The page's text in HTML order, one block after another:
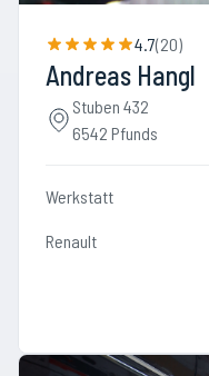
4.7(20)
Andreas Hangl
Stuben 432
6542 Pfunds
Werkstatt
Renault